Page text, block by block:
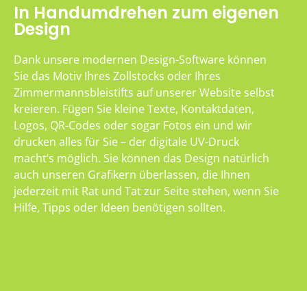
In Handumdrehen zum eigenen
Design
Dank unsere modernen Design-Software können
Sie das Motiv Ihres Zollstocks oder Ihres
Zimmermannsbleistifts auf unserer Website selbst
kreieren. Fügen Sie kleine Texte, Kontaktdaten,
Logos, QR-Codes oder sogar Fotos ein und wir
drucken alles für Sie – der digitale UV-Druck
macht’s möglich. Sie können das Design natürlich
auch unseren Grafikern überlassen, die Ihnen
jederzeit mit Rat und Tat zur Seite stehen, wenn Sie
Hilfe, Tipps oder Ideen benötigen sollten.